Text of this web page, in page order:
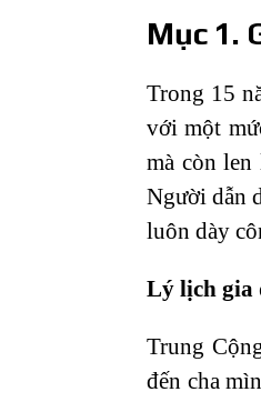
Mục 1.
Trong 15
với một
mà còn
Người dẫn
luôn dày
Lý lịch gia
Trung
đến cha